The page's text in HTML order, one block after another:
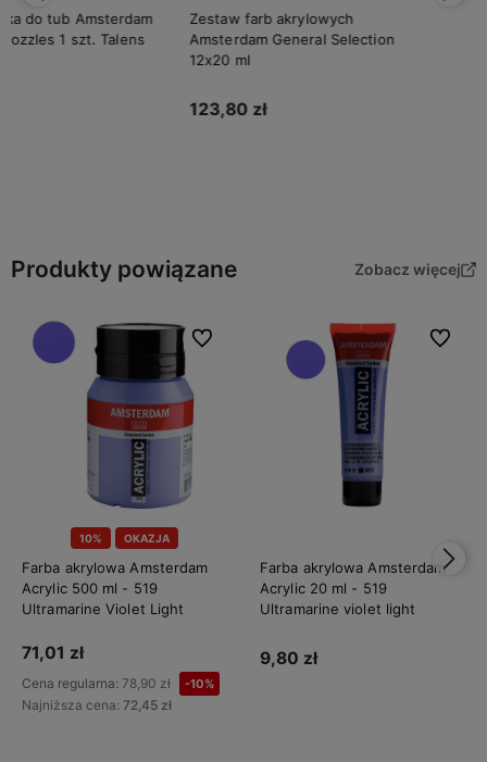
Zestaw farb akrylowych
Amsterdam General Selection
Produkty powiązane Zobacz więcej
10% OKAZJA
Farba akrylowa Amsterdam
Acrylic 500 ml - 519
Ultramarine Violet Light
71,01 zł
Cena regularna: 78,90 zł -10%
Najniższa cena: 72,45 zł
Do ulubionych
Farba akrylowa Amsterdam
Acrylic 20 ml - 519
Ultramarine violet light
9,80 zł
Do